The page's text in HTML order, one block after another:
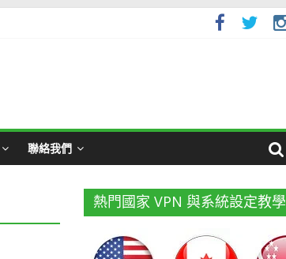
聯絡我們
熱門國家 VPN 與系統設定教學